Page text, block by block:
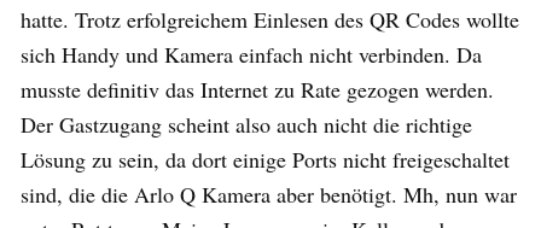
hatte. Trotz erfolgreichem Einlesen des QR Codes wollte
sich Handy und Kamera einfach nicht verbinden. Da
musste definitiv das Internet zu Rate gezogen werden.
Der Gastzugang scheint also auch nicht die richtige
Lösung zu sein, da dort einige Ports nicht freigeschaltet
sind, die die Arlo Q Kamera aber benötigt. Mh, nun war